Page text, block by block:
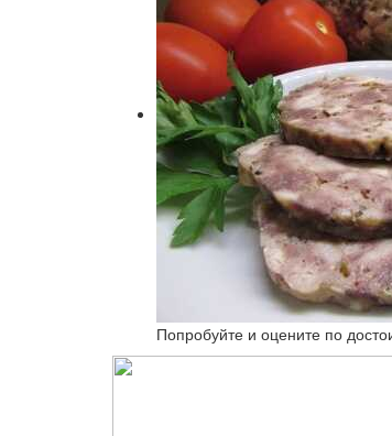
Попробуйте и оцените по